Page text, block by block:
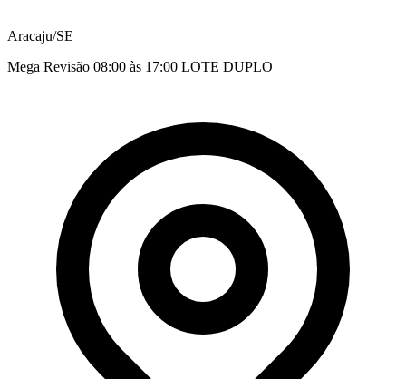
Aracaju/SE
Mega Revisão 08:00 às 17:00 LOTE DUPLO